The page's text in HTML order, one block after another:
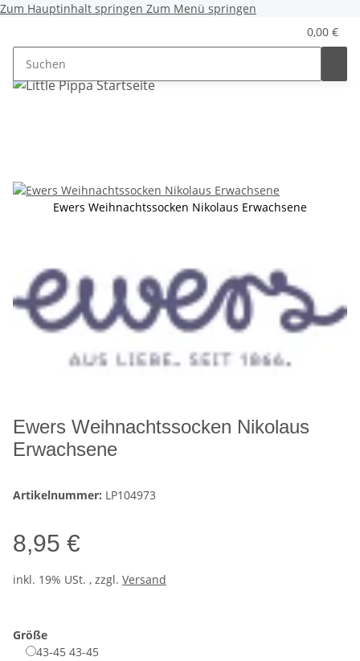
Zum Hauptinhalt springen Zum Menü springen
0,00 €
Ewers Weihnachtssocken Nikolaus Erwachsene
Ewers Weihnachtssocken Nikolaus
Erwachsene
Artikelnummer: LP104973
8,95 €
inkl. 19% USt. , zzgl. Versand
Größe
43-45 43-45